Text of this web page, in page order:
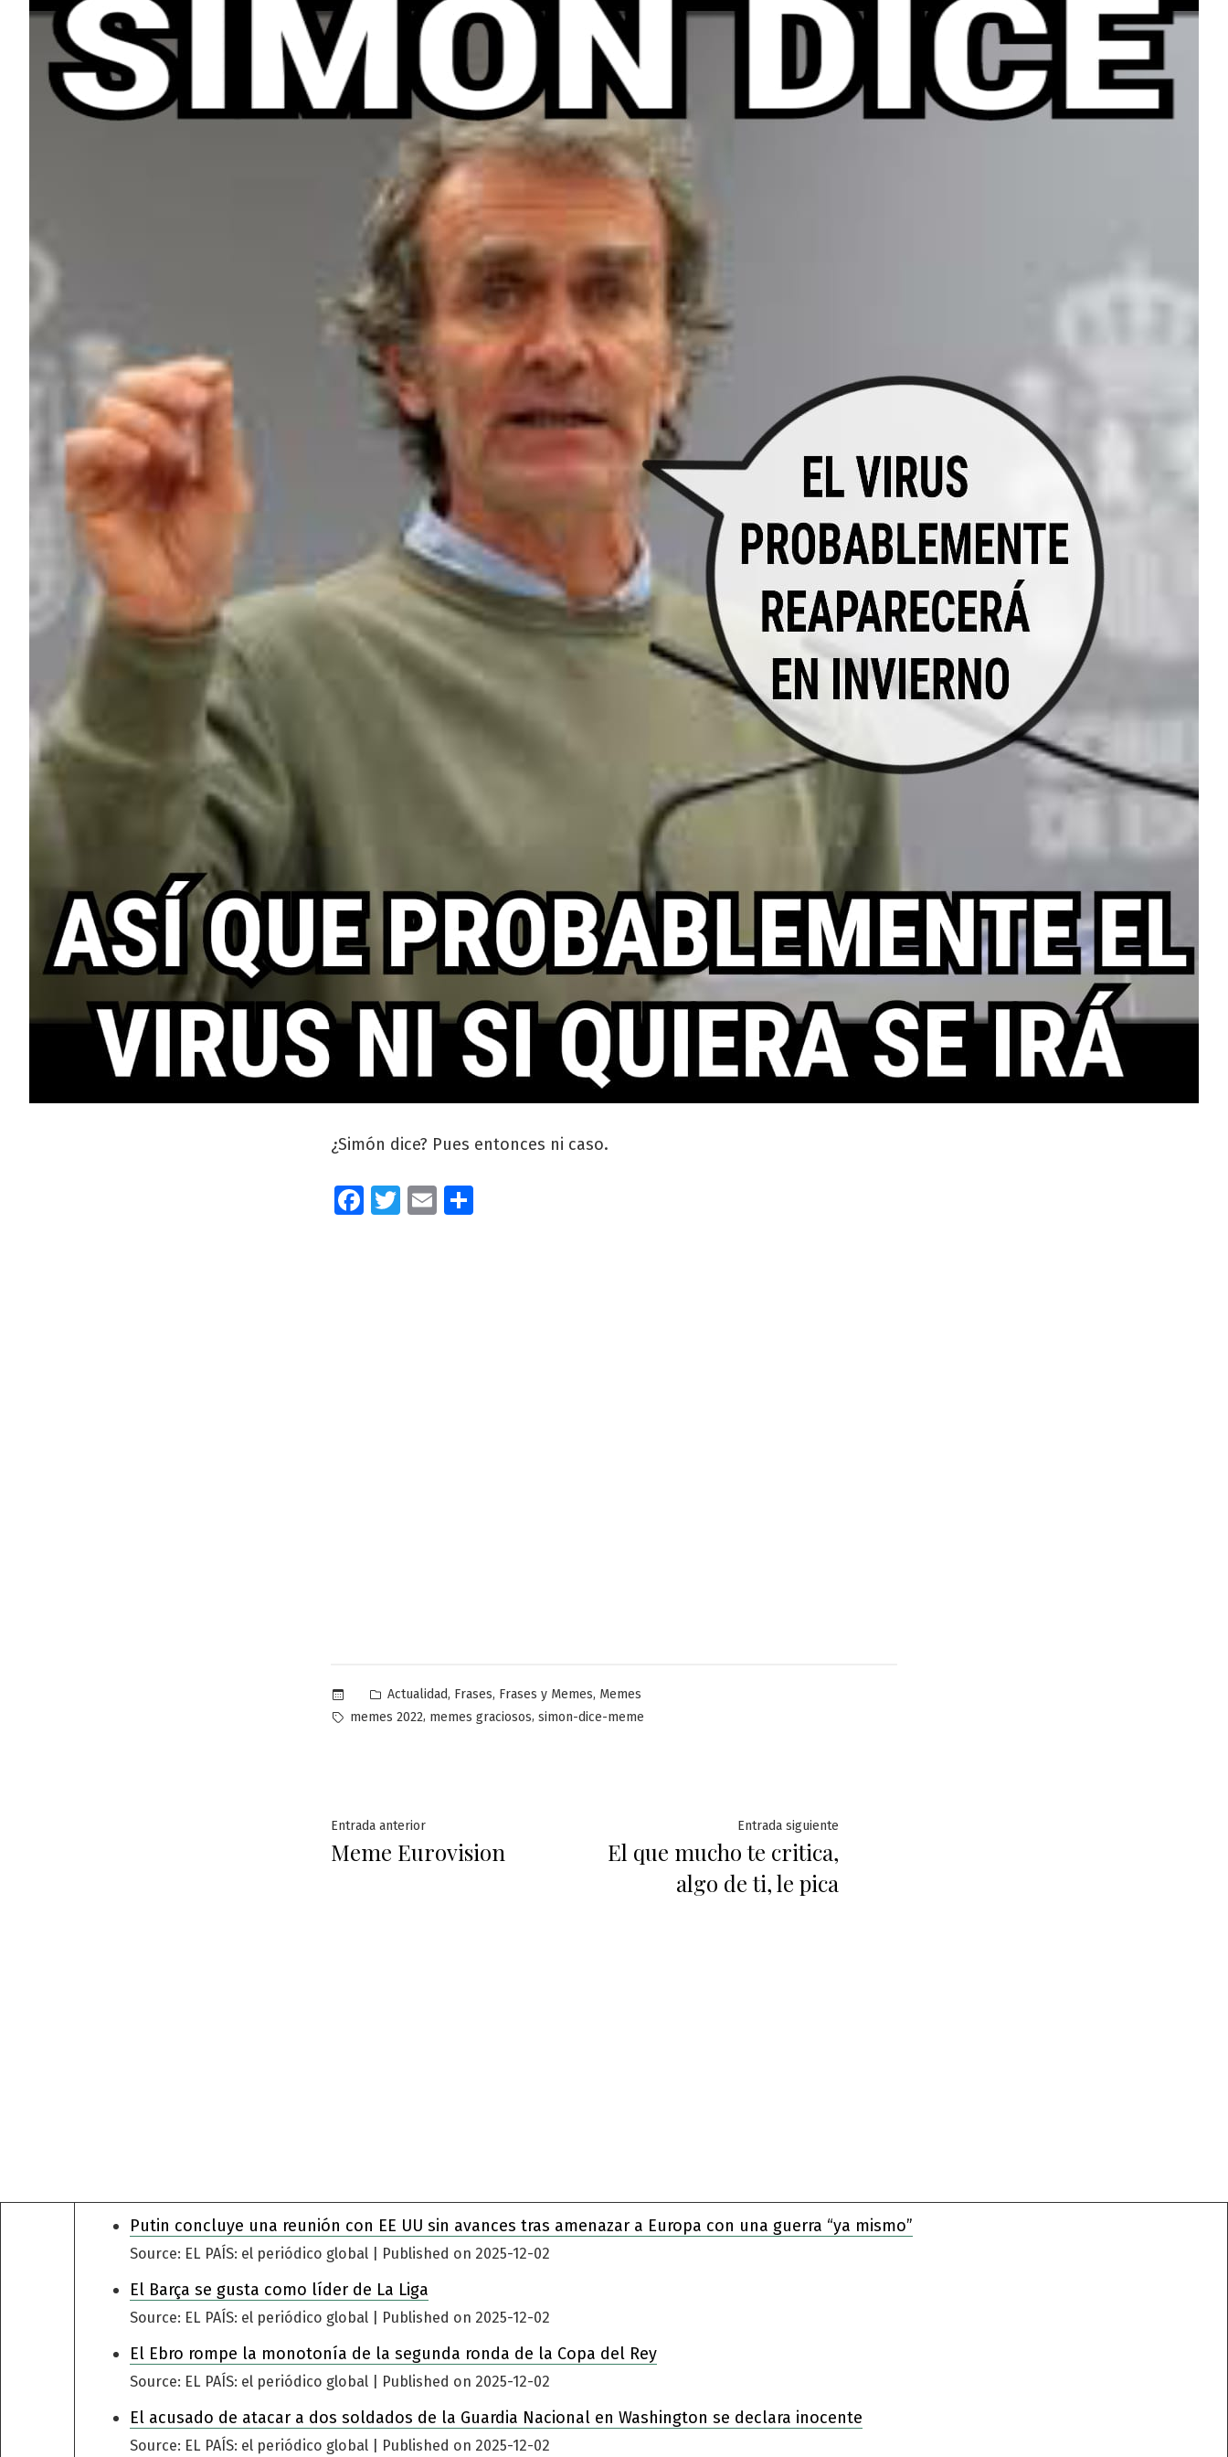
¿Simón dice? Pues entonces ni caso.
Facebook
Twitter
Email
Publicado
en
Actualidad, Frases, Frases y Memes, Memes
Etiquetas:
memes 2022, memes graciosos, simon-dice-meme
Navegación
de
Entrada anteriorEntrada
anterior:
Meme Eurovision
Entrada siguienteEntrada
El que mucho te critica,
algo de ti, le pica
Putin concluye una reunión con EE UU sin avances tras amenazar a Europa con una guerra “ya mismo”
Source: EL PAÍS: el periódico global Published on 2025-12-02
El Barça se gusta como líder de La Liga
Source: EL PAÍS: el periódico global Published on 2025-12-02
El Ebro rompe la monotonía de la segunda ronda de la Copa del Rey
Source: EL PAÍS: el periódico global Published on 2025-12-02
El acusado de atacar a dos soldados de la Guardia Nacional en Washington se declara inocente
Source: EL PAÍS: el periódico global Published on 2025-12-02